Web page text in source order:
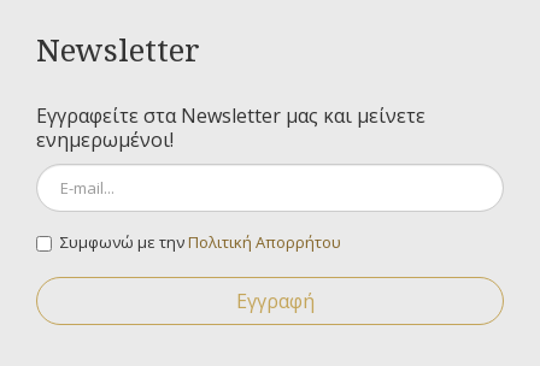
Newsletter
Εγγραφείτε στα Newsletter μας και μείνετε
ενημερωμένοι!
Συμφωνώ με τηνΠολιτική Απορρήτου
Εγγραφή